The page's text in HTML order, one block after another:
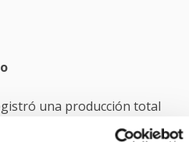
una producción total
de tamarindo en